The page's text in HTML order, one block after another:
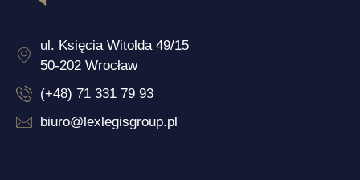
ul. Księcia Witolda 49/15
50-202 Wrocław
(+48) 71 331 79 93
biuro@lexlegisgroup.pl